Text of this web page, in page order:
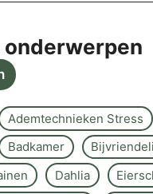
onderwerpen
Ademtechnieken Stress
Badkamer
Dahlia